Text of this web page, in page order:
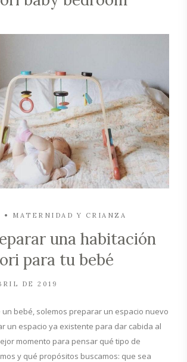
MATERNIDAD Y CRIANZA
una habitación
para tu bebé
DE 2019
un bebé, solemos preparar un espacio nuevo
un espacio ya existente para dar cabida al
momento para pensar qué tipo de
y qué propósitos buscamos: que sea